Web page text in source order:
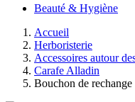
Beauté & Hygiène
Accueil
Herboristerie
Accessoires autour
Carafe Alladin
Bouchon de